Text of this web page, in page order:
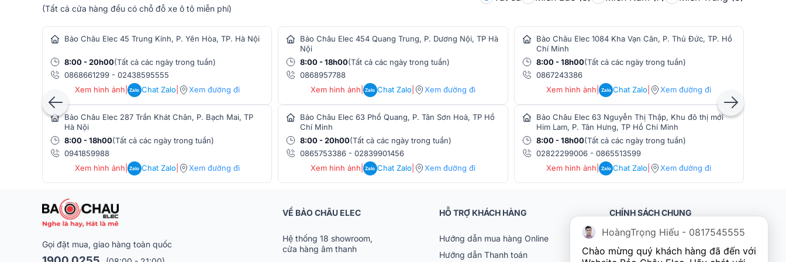
2. Cục đẩy công suất Audiocenter CT3600
Cục đẩy công suất Audiocenter CT3600 là lựa chọn lý tưởng cho những hệ thống âm thanh cần
hiệu suất khuếch đại mạnh mẽ, ổn định và giàu chi tiết. Sản phẩm sử dụng mạch khuếch đại
Class H, giúp giảm nhiệt, tiết kiệm năng lượng nhưng vẫn đảm bảo âm thanh mạnh và sạch.
hàng âm thanh
(Tất cả cửa hàng đều có chỗ đỗ xe ô tô miễn phí)
Bảo Châu Elec 45 Trung Kính, P. Yên Hòa, TP. Hà Nội
8:00 - 20h00(Tất cả các ngày trong tuần)
0868661299 - 02438595555
Xem hình ảnh
Zalo Chat Zalo| Xem đường đi
Bảo Châu Elec 287 Trần Khát Chân, P. Bạch Mai, TP
Hà Nội
8:00 - 18h00(Tất cả các ngày trong tuần)
0941859988
Xem hình ảnh
Zalo Chat Zalo| Xem đường đi
Bảo Châu Elec 454 Quang Trung, P. Dương Nội, TP Hà
Nội
8:00 - 18h00(Tất cả các ngày trong tuần)
0868957788
Xem hình ảnh
Zalo Chat Zalo| Xem đường đi
Bảo Châu Elec 63 Phổ Quang, P. Tân Sơn Hoà, TP Hồ
Chí Minh
8:00 - 20h00(Tất cả các ngày trong tuần)
0865753386 -02839901456
Xem hình ảnh
Zalo Chat Zalo| Xem đường đi
Bảo Châu Elec 1084 Kha Vạn Cân, P. Thủ Đức, TP. Hồ
Chí Minh
8:00 - 18h00(Tất cả các ngày trong tuần)
0867243386
Xem hình ảnh | Zalo Chat Zalo Xem đường đi
Bảo Châu Elec 63 Nguyễn Thị Thập, Khu đô thị mới
Him Lam, P. Tân Hưng, TP Hồ Chí Minh
8:00 - 18h00(Tất cả các ngày trong tuần)
02822299006- 0865513599
Xem hình ảnh | Zalo Chat Zalo Xem đường đi
Gọi đặt mua, giao hàng toàn quốc
VỀ BẢO CHÂU ELEC
Hệ thống 18 showroom,
cửa hàng âm thanh
HỖ TRỢ KHÁCH HÀNG
Hướng dẫn mua hàng Online
Hướng dẫn Thanh toán
CHÍNH SÁCH CHUNG
Khách hàng doanh nghiệp (B2B)
Chính sách bảo hành
HoàngTrọng Hiếu - 0817545555
Chào mừng quý khách hàng đã đến với